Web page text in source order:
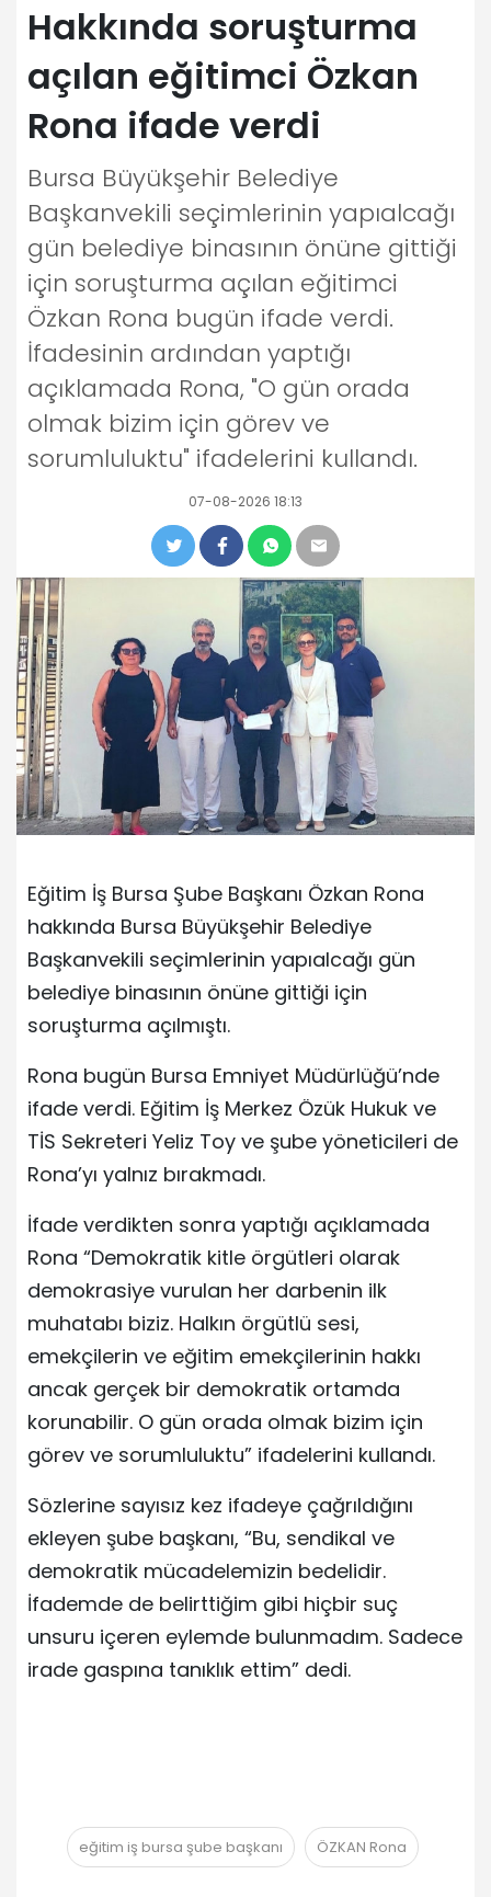
Hakkında soruşturma
açılan eğitimci Özkan
Rona ifade verdi
Bursa Büyükşehir Belediye
Başkanvekili seçimlerinin yapıalcağı
gün belediye binasının önüne gittiği
için soruşturma açılan eğitimci
Özkan Rona bugün ifade verdi.
İfadesinin ardından yaptığı
açıklamada Rona, "O gün orada
olmak bizim için görev ve
sorumluluktu" ifadelerini kullandı.
07-08-2026 18:13
Eğitim İş Bursa Şube Başkanı Özkan Rona
hakkında Bursa Büyükşehir Belediye
Başkanvekili seçimlerinin yapıalcağı gün
belediye binasının önüne gittiği için
soruşturma açılmıştı.
Rona bugün Bursa Emniyet Müdürlüğü’nde
ifade verdi. Eğitim İş Merkez Özük Hukuk ve
TİS Sekreteri Yeliz Toy ve şube yöneticileri de
Rona’yı yalnız bırakmadı.
İfade verdikten sonra yaptığı açıklamada
Rona “Demokratik kitle örgütleri olarak
demokrasiye vurulan her darbenin ilk
muhatabı biziz. Halkın örgütlü sesi,
emekçilerin ve eğitim emekçilerinin hakkı
ancak gerçek bir demokratik ortamda
korunabilir. O gün orada olmak bizim için
görev ve sorumluluktu” ifadelerini kullandı.
Sözlerine sayısız kez ifadeye çağrıldığını
ekleyen şube başkanı, “Bu, sendikal ve
demokratik mücadelemizin bedelidir.
İfademde de belirttiğim gibi hiçbir suç
unsuru içeren eylemde bulunmadım. Sadece
irade gaspına tanıklık ettim” dedi.
eğitim iş bursa şube başkanı ÖZKAN Rona